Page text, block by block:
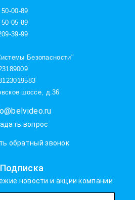
00-89
05-89
39-99
Безопасности"
шоссе, д.36
вопрос
обратный звонок
Подписка
новости и акции компании